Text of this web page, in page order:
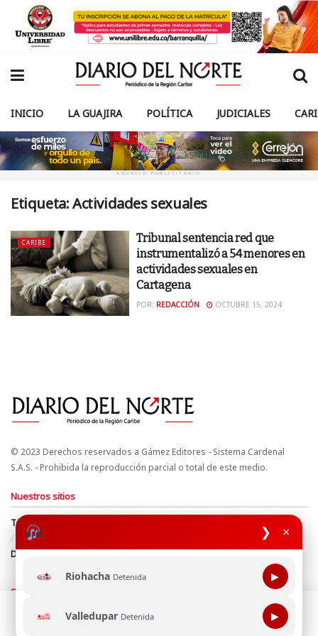
❯ ×
Riohacha Detenida ▶
Valledupar Detenida ▶
INICIO LA GUAJIRA POLÍTICA JUDICIALES
ANUNCIO PUBLICITARIO
Etiqueta:Actividades sexuales
CARIBE
Tribunal sentencia red que
instrumentalizó a 54 menores en
actividades sexuales en
Cartagena
POR: REDACCIÓN OCTUBRE 15, 2024
© 2023 Derechos reservados a Gámez Editores - Sistema Cardenal
S.A.S. - Prohibida la reproducción parcial o total de este medio.
Nuestros sitios
Términos y Condiciones
Derechos de Autor y Propiedad Intelectual
Política de uso de cookies
Política de Tratamiento de Datos
Directrices Editoriales
Síguenos
Esta página web usa cookie para mejorar tu experiencia de
navegación, al continuar aceptas nuestra política de uso de